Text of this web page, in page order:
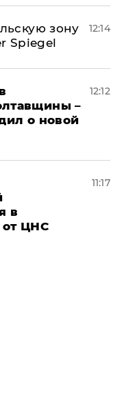
зону
Spiegel
12:14
–
о новой
12:12
в
от ЦНС
11:17